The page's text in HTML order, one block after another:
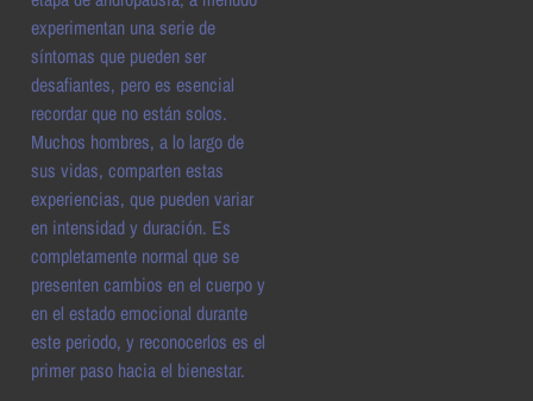
experimentan una serie de
síntomas que pueden ser
desafiantes, pero es esencial
recordar que no están solos.
Muchos hombres, a lo largo de
sus vidas, comparten estas
experiencias, que pueden variar
en intensidad y duración. Es
completamente normal que se
presenten cambios en el cuerpo y
en el estado emocional durante
este periodo, y reconocerlos es el
primer paso hacia el bienestar.